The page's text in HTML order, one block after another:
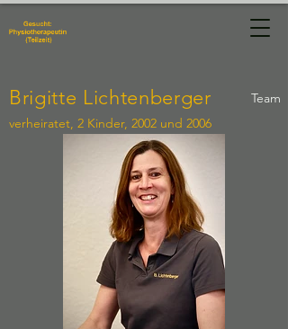
Brigitte Lichtenberger
Team
verheiratet, 2 Kinder, 2002 und 2006